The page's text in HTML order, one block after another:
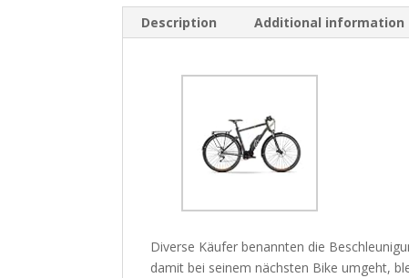
Description Additional information
Diverse Käufer benannten die
damit bei seinem nächsten Bike umgeht,